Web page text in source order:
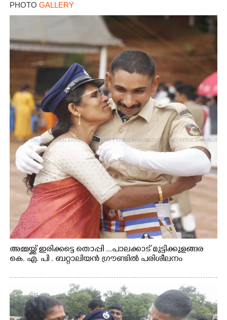
PHOTO GALLERY
അമ്മയ്ക്ക് ഇരിക്കട്ടെ തൊപ്പി ...പാലക്കാട് മുട്ടിക്കുളങ്ങര
കെ. എ. പി . ബറ്റാലിയൻ ഗ്രൗണ്ടിൽ പരിശീലനം
Copy Link